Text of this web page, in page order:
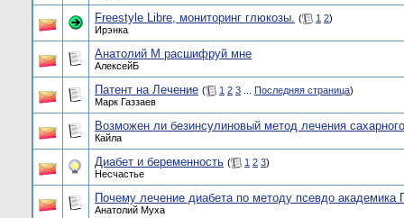
Freestyle Libre, мониторинг глюкозы. ( 1 2)
Ирэнка
Анатолий М расшифруй мне
АлексейБ
Патент на Лечение ( 1 2 3 Последняя страница)
Марк Газзаев
Возможен ли безинсулиновый метод лечения
Кайла
Диабет и беременность ( 1 2 3)
Несчастье
Почему лечение диабета по методу псевдо академика
Анатолий Муха